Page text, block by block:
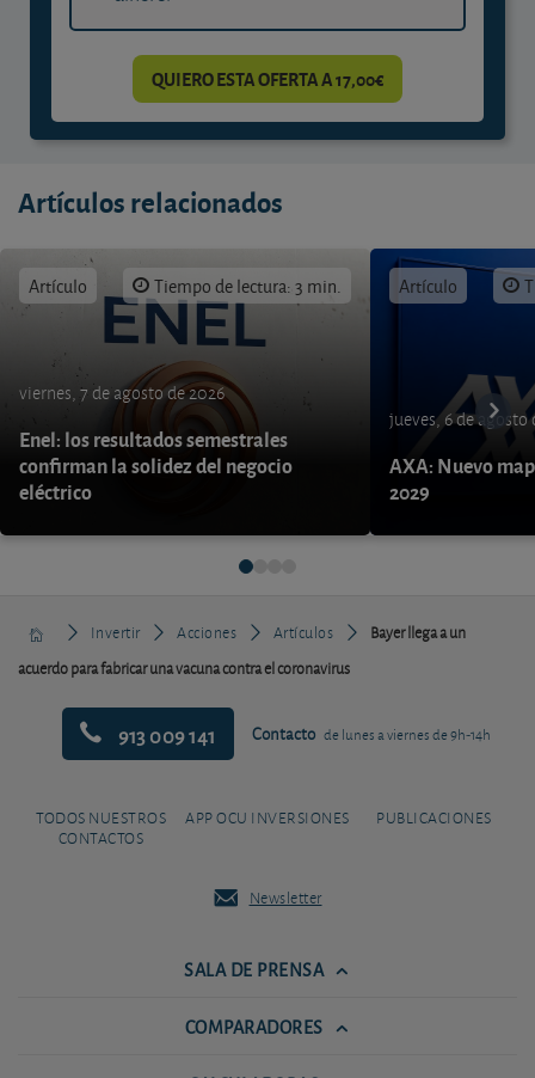
QUIERO ESTA OFERTA A 17,00€
Artículos relacionados
Artículo Tiempo de lectura: 3 min.
viernes, 7 de agosto de 2026
Enel: los resultados semestrales
confirman la solidez del negocio
eléctrico
Artículo
jueves, 6 de agosto
AXA: Nuevo
2029
Invertir Acciones Artículos
Bayer llega a un
acuerdo para fabricar una vacuna contra el coronavirus
913 009 141 Contacto de lunes a viernes de 9h-14h
TODOS NUESTROS
CONTACTOS
APP OCU INVERSIONES PUBLICACIONES
Newsletter
SALA DE PRENSA
COMPARADORES